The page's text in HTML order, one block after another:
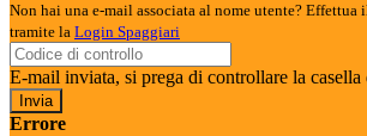
Non hai una e-mail associata al nome utente? Effettua
tramite la Login Spaggiari
E-mail inviata, si prega di controllare la casella
Errore